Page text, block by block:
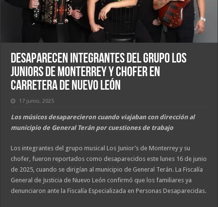
Desaparecen integrantes del Grupo Los
Juniors de Monterrey y chofer en
carretera de Nuevo León
17 junio, 2025
Los músicos desaparecieron cuando viajaban con dirección al
municipio de General Terán por cuestiones de trabajo
Los integrantes del grupo musical Los Junior’s de Monterrey y su
chofer, fueron reportados como desaparecidos este lunes 16 de junio
de 2025, cuando se dirigían al municipio de General Terán. La Fiscalía
General de Justicia de Nuevo León confirmó que los familiares ya
denunciaron ante la Fiscalía Especializada en Personas Desaparecidas.